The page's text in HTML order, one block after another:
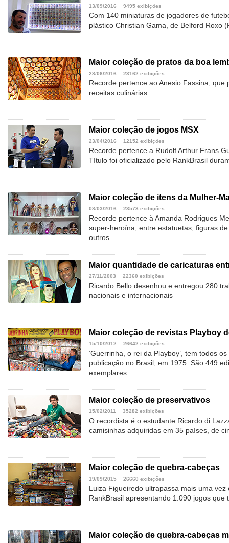
13/09/2016 9495 exibições
Com 140 miniaturas de jogadores de
plástico Christian Gama, de Belford Roxo
Maior coleção de pratos da boa
28/06/2016 23162 exibições
Recorde pertence ao Anesio Fassina,
receitas culinárias
Maior coleção de jogos MSX
23/04/2016 12152 exibições
Recorde pertence a Rudolf Arthur Frans
Título foi oficializado pelo RankBrasil
Maior coleção de itens da Mulher-
08/03/2016 23573 exibições
Recorde pertence à Amanda Rodrigues
super-heroína, entre estatuetas, figuras
outros
Maior quantidade de caricaturas
27/11/2003 22360 exibições
Ricardo Bello desenhou e entregou 280
nacionais e internacionais
Maior coleção de revistas Playboy
15/10/2012 26642 exibições
‘Guerrinha, o rei da Playboy’, tem todos
publicação no Brasil, em 1975. São 449
exemplares
Maior coleção de preservativos
15/02/2011 35282 exibições
O recordista é o estudante Ricardo di
camisinhas adquiridas em 35 países, de
Maior coleção de quebra-cabeças
19/09/2015 26660 exibições
Luiza Figueiredo ultrapassa mais uma
RankBrasil apresentando 1.090 jogos que
Maior coleção de quebra-cabeças